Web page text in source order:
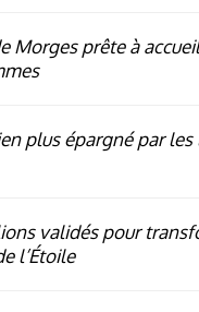
Morges prête à
plus épargné par les
validés pour
l’Étoile